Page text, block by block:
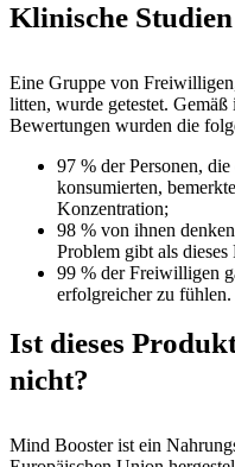
Klinische Studien
Eine Gruppe von
litten, wurde getestet.
Bewertungen wurden die
97 % der Personen,
konsumierten,
Konzentration;
98 % von ihnen
Problem gibt als dieses
99 % der Freiwilligen
erfolgreicher zu fühlen.
Ist dieses
nicht?
Mind Booster ist ein